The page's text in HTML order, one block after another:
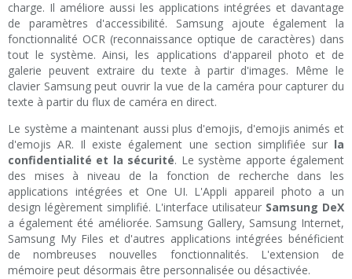
charge. Il améliore aussi les applications intégrées et davantage
de paramètres d'accessibilité. Samsung ajoute également la
fonctionnalité OCR (reconnaissance optique de caractères) dans
tout le système. Ainsi, les applications d'appareil photo et de
galerie peuvent extraire du texte à partir d'images. Même le
clavier Samsung peut ouvrir la vue de la caméra pour capturer du
texte à partir du flux de caméra en direct.
Le système a maintenant aussi plus d'emojis, d'emojis animés et
d'emojis AR. Il existe également une section simplifiée sur la
confidentialité et la sécurité. Le système apporte également
des mises à niveau de la fonction de recherche dans les
applications intégrées et One UI. L'Appli appareil photo a un
design légèrement simplifié. L'interface utilisateur Samsung DeX
a également été améliorée. Samsung Gallery, Samsung Internet,
Samsung My Files et d'autres applications intégrées bénéficient
de nombreuses nouvelles fonctionnalités. L'extension de
mémoire peut désormais être personnalisée ou désactivée.